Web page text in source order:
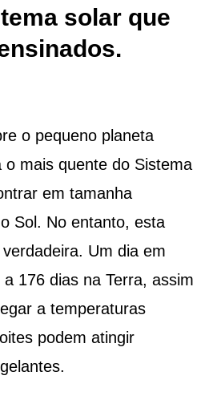
solar que
o pequeno planeta
o mais quente do Sistema
em tamanha
Sol. No entanto, esta
Um dia em
176 dias na Terra, assim
a temperaturas
podem atingir